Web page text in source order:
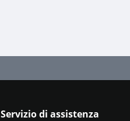
Servizio di assistenza